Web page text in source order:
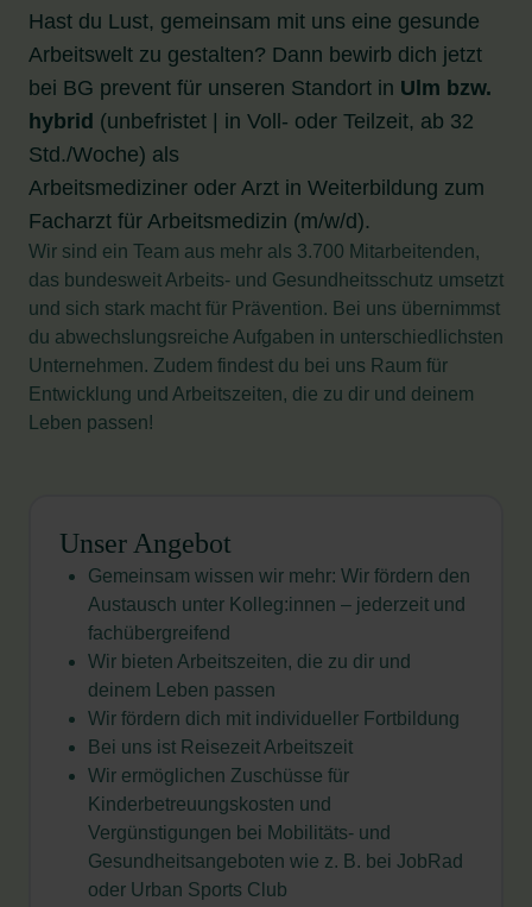
Hast du Lust, gemeinsam mit uns eine gesunde
Arbeitswelt zu gestalten? Dann bewirb dich jetzt
bei BG prevent für unseren Standort in Ulm bzw.
hybrid (unbefristet | in Voll- oder Teilzeit, ab 32
Std./Woche) als
Arbeitsmediziner oder Arzt in Weiterbildung zum
Facharzt für Arbeitsmedizin (m/w/d).
Wir sind ein Team aus mehr als 3.700 Mitarbeitenden,
das bundesweit Arbeits- und Gesundheitsschutz umsetzt
und sich stark macht für Prävention. Bei uns übernimmst
du abwechslungsreiche Aufgaben in unterschiedlichsten
Unternehmen. Zudem findest du bei uns Raum für
Entwicklung und Arbeitszeiten, die zu dir und deinem
Leben passen!
Unser Angebot
Gemeinsam wissen wir mehr: Wir fördern den
Austausch unter Kolleg:innen – jederzeit und
fachübergreifend
Wir bieten Arbeitszeiten, die zu dir und
deinem Leben passen
Wir fördern dich mit individueller Fortbildung
Bei uns ist Reisezeit Arbeitszeit
Wir ermöglichen Zuschüsse für
Kinderbetreuungskosten und
Vergünstigungen bei Mobilitäts- und
Gesundheitsangeboten wie z. B. bei JobRad
oder Urban Sports Club